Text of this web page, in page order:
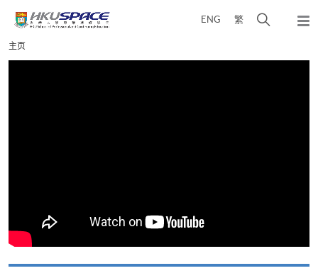
content
ENG 繁
弹
Main
content
主页